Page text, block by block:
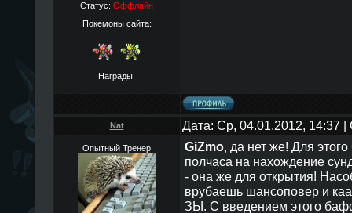
Статус: Оффлайн
Покемоны сайта:
Награды:
Nat Дата: Ср, 04.01.2012, 14:37
Опытный Тренер GiZmo, да нет же! Для
полчаса на нахождение
- она же для открытия!
врубаешь шансоповер и
ЗЫ. С введением этого